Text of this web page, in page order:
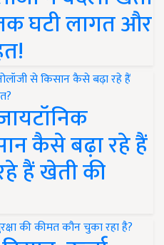
घटी लागत और
कैसे बढ़ा रहे हैं
हैं खेती की